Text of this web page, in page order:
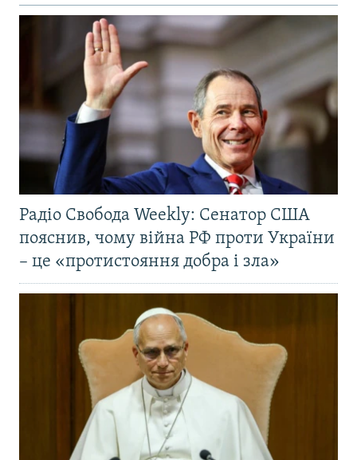
Радіо Свобода Weekly: Сенатор США
пояснив, чому війна РФ проти України
– це «протистояння добра і зла»